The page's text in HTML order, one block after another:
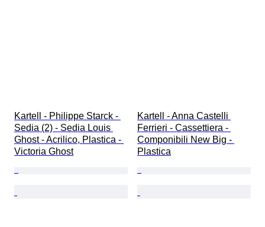
Kartell - Philippe Starck -
Sedia (2) - Sedia Louis
Ghost - Acrilico, Plastica -
Victoria Ghost
Kartell - Anna Castelli
Ferrieri - Cassettiera -
Componibili New Big -
Plastica